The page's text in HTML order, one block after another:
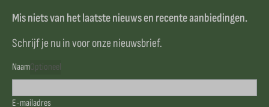
Mis niets van het laatste nieuws en recente aanbiedingen.
Schrijf je nu in voor onze nieuwsbrief.
NaamOptioneel
E-mailadres